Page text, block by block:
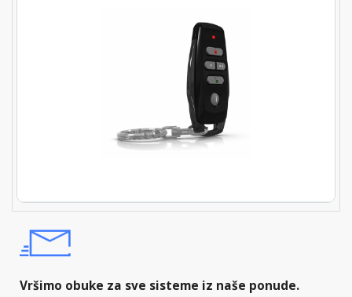
Vršimo obuke za sve sisteme iz naše ponude.